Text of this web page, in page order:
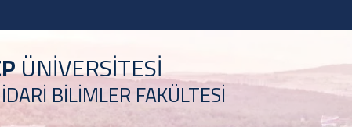
ÜNİVERSİTESİ
BİLİMLER FAKÜLTESİ